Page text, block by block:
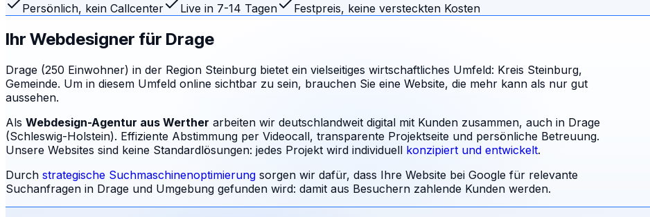
Persönlich, kein Callcenter
Live in 7-14 Tagen Festpreis, keine versteckten Kosten
Ihr Webdesigner für Drage
Drage (250 Einwohner) in der Region Steinburg bietet ein vielseitiges wirtschaftliches Umfeld: Kreis Steinburg,
Gemeinde. Um in diesem Umfeld online sichtbar zu sein, brauchen Sie eine Website, die mehr kann als nur gut
aussehen.
Als Webdesign-Agentur aus Werther arbeiten wir deutschlandweit digital mit Kunden zusammen, auch in Drage
(Schleswig-Holstein). Effiziente Abstimmung per Videocall, transparente Projektseite und persönliche Betreuung.
Unsere Websites sind keine Standardlösungen: jedes Projekt wird individuell konzipiert und entwickelt.
Durch strategische Suchmaschinenoptimierung sorgen wir dafür, dass Ihre Website bei Google für relevante
Suchanfragen in Drage und Umgebung gefunden wird: damit aus Besuchern zahlende Kunden werden.